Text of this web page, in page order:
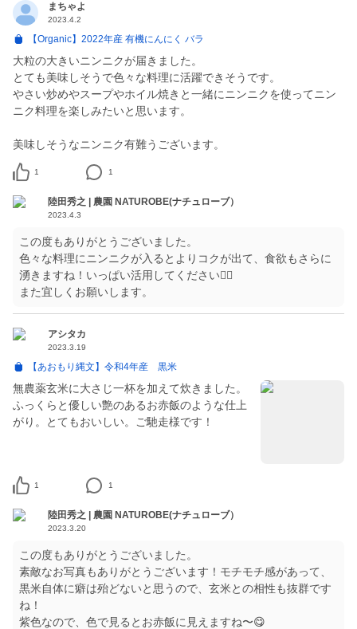
まちゃよ
2023.4.2
【Organic】2022年産 有機にんにく バラ
大粒の大きいニンニクが届きました。
とても美味しそうで色々な料理に活躍できそうです。
やさい炒めやスープやホイル焼きと一緒にニンニクを使ってニン
ニク料理を楽しみたいと思います。
美味しそうなニンニク有難うございます。
1 1
陸田秀之 | 農園 NATUROBE(ナチュローブ）
2023.4.3
この度もありがとうございました。
色々な料理にニンニクが入るとよりコクが出て、食欲もさらに
湧きますね！いっぱい活用してください🙋‍♀️
また宜しくお願いします。
アシタカ
2023.3.19
【あおもり縄文】令和4年産 黒米
無農薬玄米に大さじ一杯を加えて炊きました。
ふっくらと優しい艶のあるお赤飯のような仕上
がり。とてもおいしい。ご馳走様です！
1 1
陸田秀之 | 農園 NATUROBE(ナチュローブ）
2023.3.20
この度もありがとうございました。
素敵なお写真もありがとうございます！モチモチ感があって、
黒米自体に癖は殆どないと思うので、玄米との相性も抜群です
ね！
紫色なので、色で見るとお赤飯に見えますね〜😋